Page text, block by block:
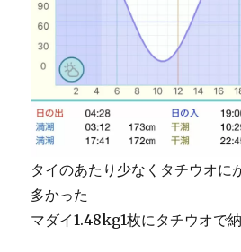
タイのあたり少なくタチウオに
多かった
マダイ1.48kg1枚にタチウオで